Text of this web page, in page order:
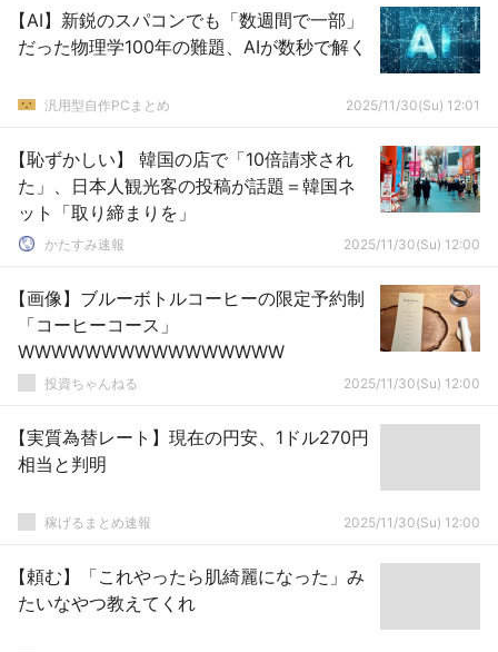
【AI】新鋭のスパコンでも「数週間で一部」
だった物理学100年の難題、AIが数秒で解く
汎用型自作PCまとめ 2025/11/30(Su) 12:01
【恥ずかしい】 韓国の店で「10倍請求され
た」、日本人観光客の投稿が話題＝韓国ネ
ット「取り締まりを」
かたすみ速報 2025/11/30(Su) 12:00
【画像】ブルーボトルコーヒーの限定予約制
「コーヒーコース」
WWWWWWWWWWWWWWWW
投資ちゃんねる 2025/11/30(Su) 12:00
【実質為替レート】現在の円安、1ドル270円
相当と判明
稼げるまとめ速報 2025/11/30(Su) 12:00
【頼む】「これやったら肌綺麗になった」み
たいなやつ教えてくれ